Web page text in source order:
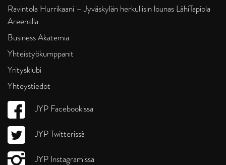
Ravintola Hurrikaani – Jyväskylän herkullisin lounas LähiTapiola
Areenalla
Business Akatemia
Yhteistyökumppanit
Yritysklubi
Yhteystiedot
JYP Facebookissa
JYP Twitterissä
JYP Instagramissa